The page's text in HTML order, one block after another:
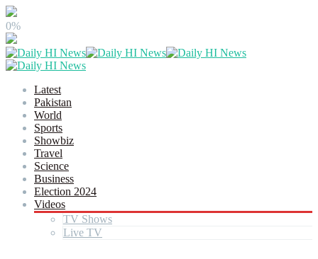
0%
Latest
Pakistan
World
Sports
Showbiz
Travel
Science
Business
Election 2024
Videos
TV Shows
Live TV